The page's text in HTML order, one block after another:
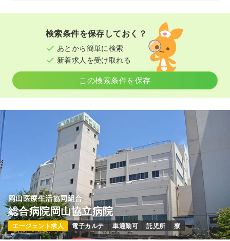
検索条件を保存しておく？
あとから簡単に検索
新着求人を受け取れる
この検索条件を保存
岡山医療生活協同組合
総合病院岡山協立病院
エージェント求人 電子カルテ 車通勤可 託児所 寮